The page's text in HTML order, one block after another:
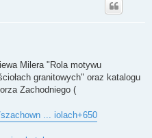
Milera "Rola motywu
granitowych" oraz katalogu
Zachodniego (
... iolach+650